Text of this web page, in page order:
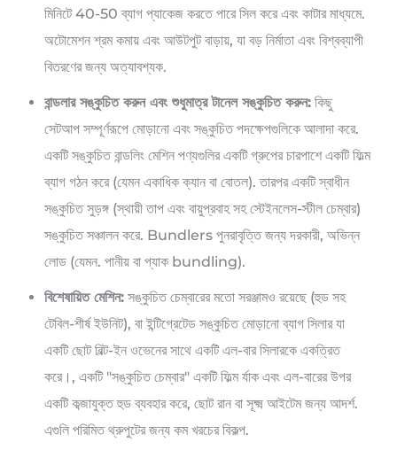
মিনিটে 40-50 ব্যাগ প্যাকেজ করতে পারে সিল করে এবং কাটার মাধ্যমে.
অটোমেশন শ্রম কমায় এবং আউটপুট বাড়ায়, যা বড় নির্মাতা এবং বিশ্বব্যাপী
বিতরণের জন্য অত্যাবশ্যক.
বান্ডলার সঙ্কুচিত করুন এবং শুধুমাত্র টানেল সঙ্কুচিত করুন: কিছু
সেটআপ সম্পূর্ণরূপে মোড়ানো এবং সঙ্কুচিত পদক্ষেপগুলিকে আলাদা করে.
একটি সঙ্কুচিত বান্ডলিং মেশিন পণ্যগুলির একটি গ্রুপের চারপাশে একটি ফিল্ম
ব্যাগ গঠন করে (যেমন একাধিক ক্যান বা বোতল). তারপর একটি স্বাধীন
সঙ্কুচিত সুড়ঙ্গ (স্থায়ী তাপ এবং বায়ুপ্রবাহ সহ স্টেইনলেস-স্টীল চেম্বার)
সঙ্কুচিত সঞ্চালন করে. Bundlers পুনরাবৃত্তি জন্য দরকারী, অভিন্ন
লোড (যেমন. পানীয় বা প্যাক bundling).
বিশেষায়িত মেশিন: সঙ্কুচিত চেম্বারের মতো সরঞ্জামও রয়েছে (হুড সহ
টেবিল-শীর্ষ ইউনিট), বা ইন্টিগ্রেটেড সঙ্কুচিত মোড়ানো ব্যাগ সিলার যা
একটি ছোট বিল্ট-ইন ওভেনের সাথে একটি এল-বার সিলারকে একত্রিত
করে।, একটি "সঙ্কুচিত চেম্বার" একটি ফিল্ম র্যাক এবং এল-বারের উপর
একটি কব্জাযুক্ত হুড ব্যবহার করে, ছোট রান বা সূক্ষ্ম আইটেম জন্য আদর্শ.
এগুলি পরিমিত থ্রুপুটের জন্য কম খরচের বিকল্প.